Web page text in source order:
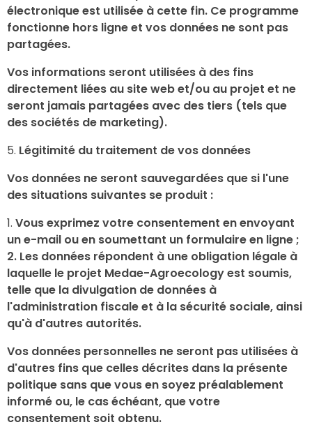
électronique est utilisée à cette fin. Ce programme
fonctionne hors ligne et vos données ne sont pas
partagées.
Vos informations seront utilisées à des fins
directement liées au site web et/ou au projet et ne
seront jamais partagées avec des tiers (tels que
des sociétés de marketing).
Légitimité du traitement de vos données
Vos données ne seront sauvegardées que si l'une
des situations suivantes se produit :
Vous exprimez votre consentement en envoyant
un e-mail ou en soumettant un formulaire en ligne ;
2. Les données répondent à une obligation légale à
laquelle le projet Medae-Agroecology est soumis,
telle que la divulgation de données à
l'administration fiscale et à la sécurité sociale, ainsi
qu'à d'autres autorités.
Vos données personnelles ne seront pas utilisées à
d'autres fins que celles décrites dans la présente
politique sans que vous en soyez préalablement
informé ou, le cas échéant, que votre
consentement soit obtenu.